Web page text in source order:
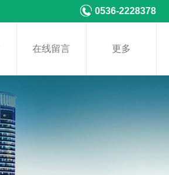
0536-2228378
在线留言 更多